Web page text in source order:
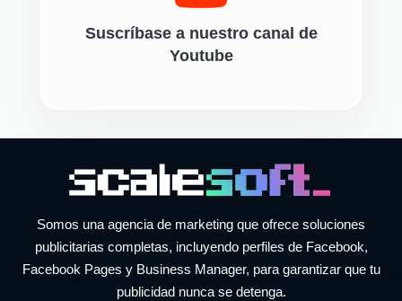
Suscríbase a nuestro canal de
Youtube
Somos una agencia de marketing que ofrece soluciones
publicitarias completas, incluyendo perfiles de Facebook,
Facebook Pages y Business Manager, para garantizar que tu
publicidad nunca se detenga.